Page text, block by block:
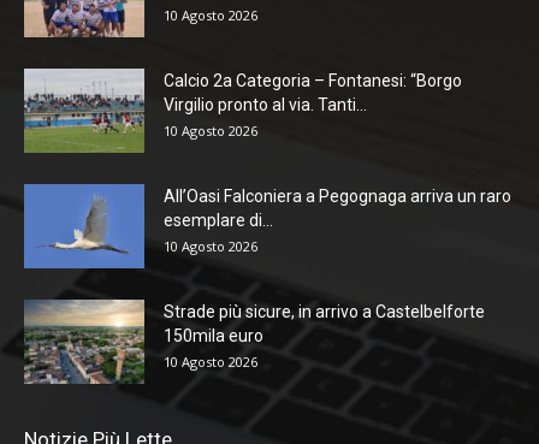
10 Agosto 2026
Calcio 2a Categoria – Fontanesi: “Borgo
Virgilio pronto al via. Tanti...
10 Agosto 2026
All’Oasi Falconiera a Pegognaga arriva un raro
esemplare di...
10 Agosto 2026
Strade più sicure, in arrivo a Castelbelforte
150mila euro
10 Agosto 2026
Notizie Più Lette